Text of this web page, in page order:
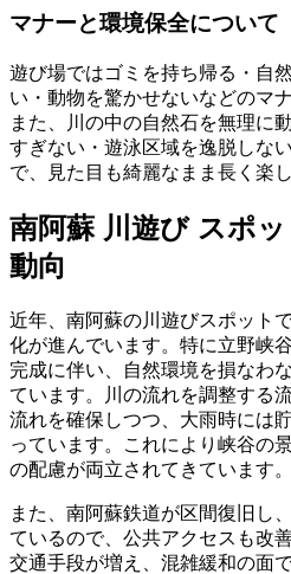
マナーと環境保全について
遊び場ではゴミを持ち帰る・自
い・動物を驚かせないなどのマ
また、川の中の自然石を無理に
すぎない・遊泳区域を逸脱しな
で、見た目も綺麗なまま長く楽
南阿蘇 川遊び スポ
動向
近年、南阿蘇の川遊びスポット
化が進んでいます。特に立野峡
完成に伴い、自然環境を損なわ
ています。川の流れを調整する
流れを確保しつつ、大雨時には
っています。これにより峡谷の
の配慮が両立されてきています。
また、南阿蘇鉄道が区間復旧し
ているので、公共アクセスも改
交通手段が増え、混雑緩和の面